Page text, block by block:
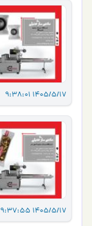
1405/5/17
1405/5/17